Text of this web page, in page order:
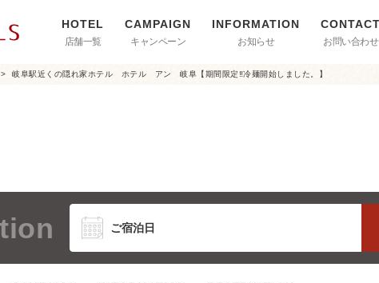
店舗一覧 キャンペーン お知らせ お問い合わせ
岐阜駅近くの隠れ家ホテル ホテル アン 岐阜【期間限定‼冷麺開始しました。】